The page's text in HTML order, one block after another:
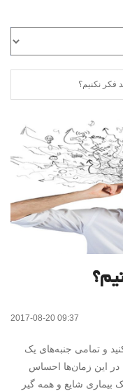
نکنیم؟
2017-08-20 09:37
و تمامی جنبه‌های یک
در این زمان‌ها احساس
شایع و همه گیر